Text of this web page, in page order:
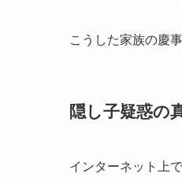
こうした家族の慶
隠し子疑惑の
インターネット上